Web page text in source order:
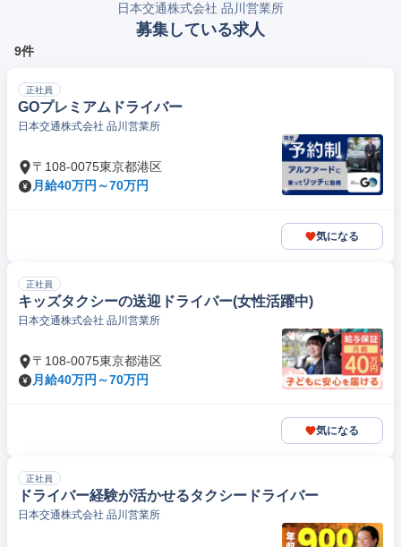
日本交通株式会社 品川営業所
募集している求人
9件
正社員
GOプレミアムドライバー
日本交通株式会社 品川営業所
〒108-0075東京都港区
月給40万円～70万円
気になる
正社員
キッズタクシーの送迎ドライバー(女性活躍中)
日本交通株式会社 品川営業所
〒108-0075東京都港区
月給40万円～70万円
気になる
正社員
ドライバー経験が活かせるタクシードライバー
日本交通株式会社 品川営業所